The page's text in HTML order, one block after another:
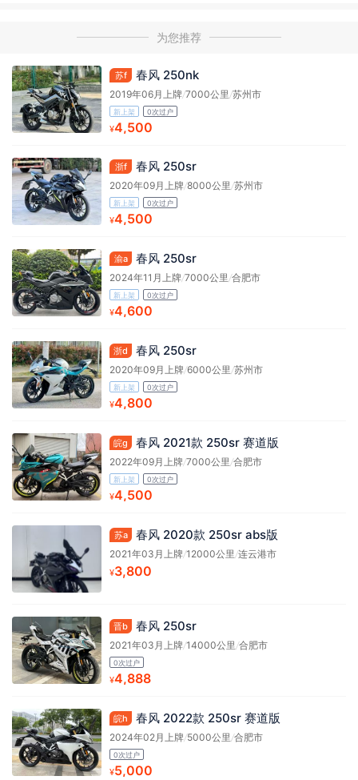
为您推荐
苏f 春风 250nk
2019年06月上牌/7000公里 /苏州市
新上架 0次过户
¥4,500
浙f 春风 250sr
2020年09月上牌/8000公里/苏州市
新上架 0次过户
¥4,500
渝a 春风 250sr
2024年11月上牌/7000公里/合肥市
新上架 0次过户
¥4,600
浙d 春风 250sr
2020年09月上牌/6000公里/苏州市
新上架 0次过户
¥4,800
皖g 春风 2021款 250sr 赛道版
2022年09月上牌/7000公里/合肥市
新上架 0次过户
¥4,500
苏a 春风 2020款 250sr abs版
2021年03月上牌/12000公里/连云港市
¥3,800
晋b 春风 250sr
2021年03月上牌/14000公里/合肥市
0次过户
¥4,888
皖h 春风 2022款 250sr 赛道版
2024年02月上牌/5000公里/合肥市
0次过户
¥5,000